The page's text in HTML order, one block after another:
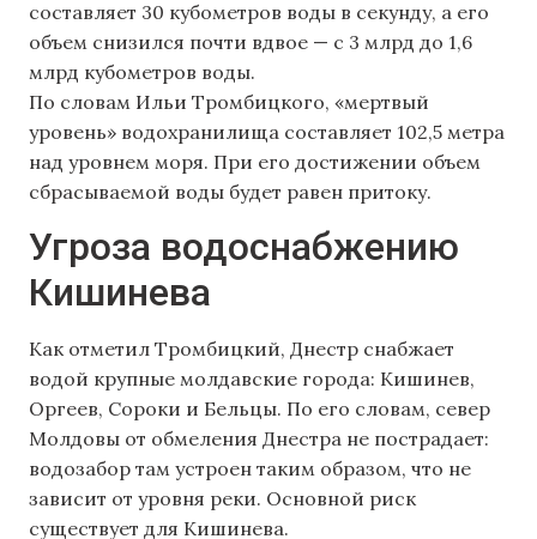
составляет 30 кубометров воды в секунду, а его
объем снизился почти вдвое — с 3 млрд до 1,6
млрд кубометров воды.
По словам Ильи Тромбицкого, «мертвый
уровень» водохранилища составляет 102,5 метра
над уровнем моря. При его достижении объем
сбрасываемой воды будет равен притоку.
Угроза водоснабжению
Кишинева
Как отметил Тромбицкий, Днестр снабжает
водой крупные молдавские города: Кишинев,
Оргеев, Сороки и Бельцы. По его словам, север
Молдовы от обмеления Днестра не пострадает:
водозабор там устроен таким образом, что не
зависит от уровня реки. Основной риск
существует для Кишинева.